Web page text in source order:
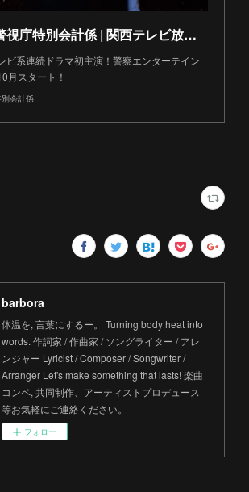
トクメイ！警視庁特別会計係 | 関西テレビ放送 カンテレ
ビ系連続ドラマ初主演！警察エンターテイン
月スタート！
別会計係
barbora
体温を, 言葉にするー。 Turning body heat into
words. 作詞家 / 作曲家 / ソングライター / アレ
ンジャー Lyricist / Composer / Songwriter /
Arranger Let's make something that lasts! 楽曲
コンペ, 共同制作、アーティストプロデュース
等お気軽にご連絡ください。
フォロー